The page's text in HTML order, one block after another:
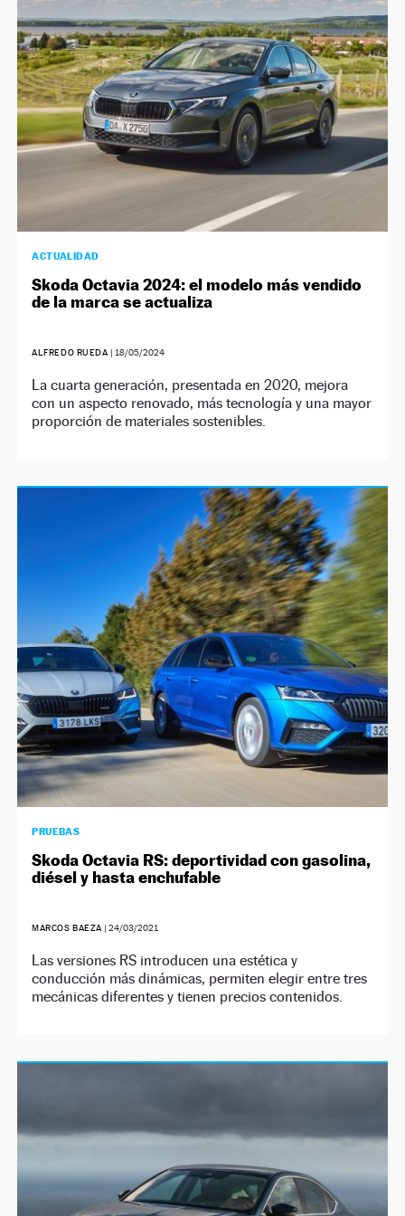
NEWSLETTER
SÍGUENOS
ACTUALIDAD
Skoda Octavia 2024: el modelo más vendido
de la marca se actualiza
ALFREDO RUEDA | 18/05/2024
La cuarta generación, presentada en 2020, mejora
con un aspecto renovado, más tecnología y una mayor
proporción de materiales sostenibles.
PRUEBAS
Skoda Octavia RS: deportividad con gasolina,
diésel y hasta enchufable
MARCOS BAEZA |24/03/2021
Las versiones RS introducen una estética y
conducción más dinámicas, permiten elegir entre tres
mecánicas diferentes y tienen precios contenidos.